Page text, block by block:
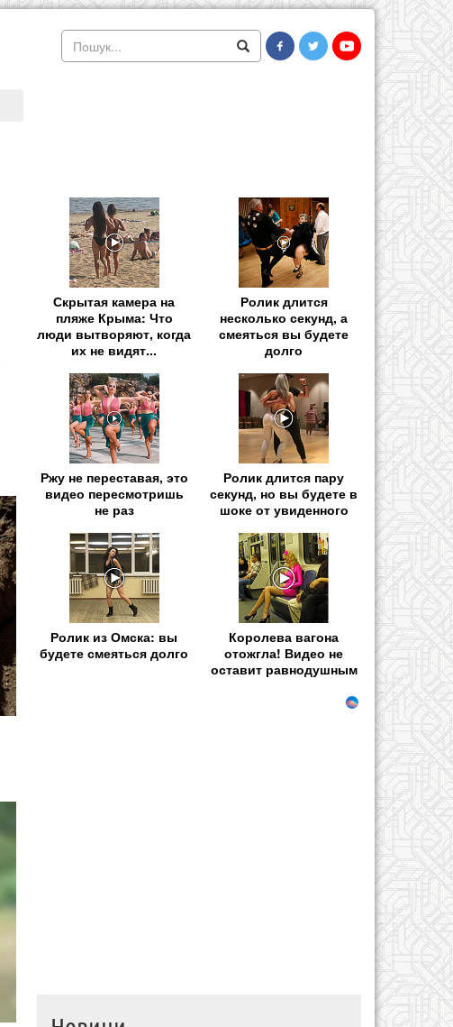
Скрытая камера на
пляже Крыма: Что
люди вытворяют, когда
их не видят...
Ролик длится
несколько секунд, а
смеяться вы будете
долго
Ржу не переставая, это
видео пересмотришь
не раз
Ролик длится пару
секунд, но вы будете в
шоке от увиденного
Ролик из Омска: вы
будете смеяться долго
Королева вагона
отожгла! Видео не
оставит равнодушным